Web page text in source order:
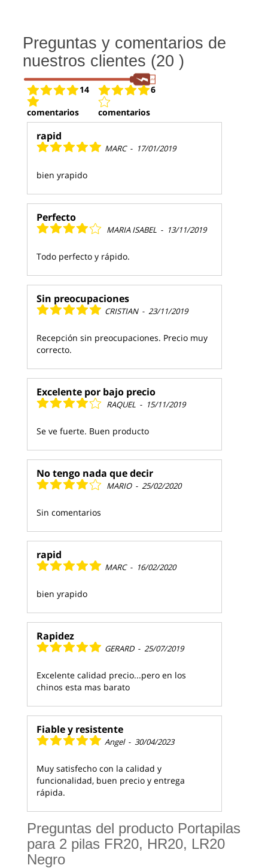
Preguntas y comentarios de
nuestros clientes (20 )
14
comentarios
6
comentarios
rapid
MARC - 17/01/2019
bien yrapido
Perfecto
MARIA ISABEL - 13/11/2019
Todo perfecto y rápido.
Sin preocupaciones
CRISTIAN - 23/11/2019
Recepción sin preocupaciones. Precio muy
correcto.
Excelente por bajo precio
RAQUEL - 15/11/2019
Se ve fuerte. Buen producto
No tengo nada que decir
MARIO - 25/02/2020
Sin comentarios
rapid
MARC - 16/02/2020
bien yrapido
Rapidez
GERARD - 25/07/2019
Excelente calidad precio...pero en los
chinos esta mas barato
Fiable y resistente
Angel - 30/04/2023
Muy satisfecho con la calidad y
funcionalidad, buen precio y entrega
rápida.
Preguntas del producto Portapilas
para 2 pilas FR20, HR20, LR20
Negro